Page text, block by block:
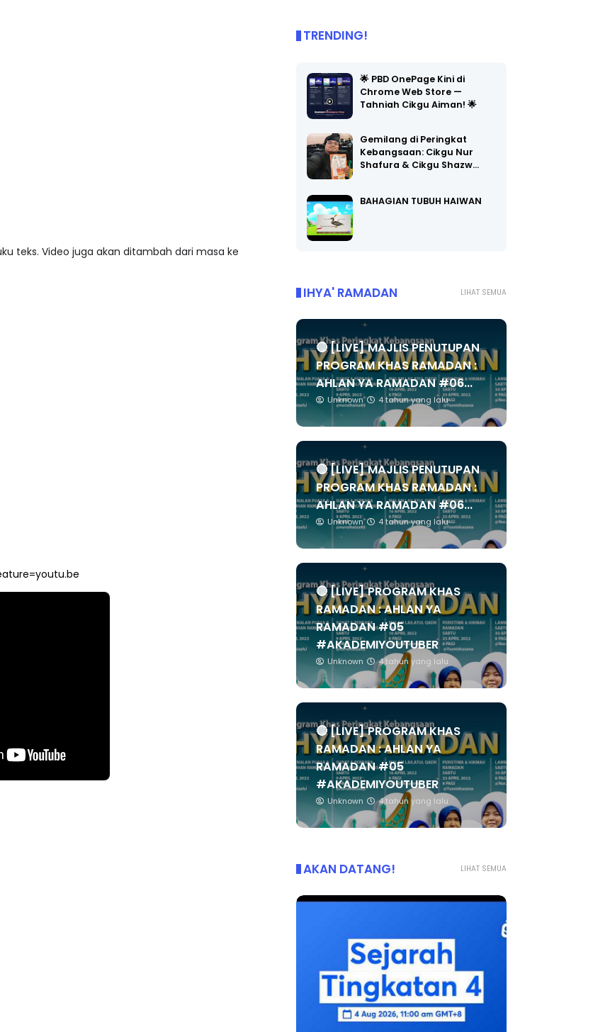
teks. Video juga akan ditambah dari masa ke
TRENDING!
🌟 PBD OnePage Kini di
Chrome Web Store —
Tahniah Cikgu Aiman! 🌟
Gemilang di Peringkat
Kebangsaan: Cikgu Nur
Shafura & Cikgu Shazw…
BAHAGIAN TUBUH HAIWAN
LIHAT SEMUA
IHYA' RAMADAN
🔴 [LIVE] MAJLIS PENUTUPAN
PROGRAM KHAS RAMADAN :
AHLAN YA RAMADAN #06...
Unknown 4 tahun yang lalu
🔴 [LIVE] MAJLIS PENUTUPAN
PROGRAM KHAS RAMADAN :
AHLAN YA RAMADAN #06...
Unknown 4 tahun yang lalu
🔴 [LIVE] PROGRAM KHAS
RAMADAN : AHLAN YA
RAMADAN #05
#AKADEMIYOUTUBER
Unknown 4 tahun yang lalu
🔴 [LIVE] PROGRAM KHAS
RAMADAN : AHLAN YA
RAMADAN #05
#AKADEMIYOUTUBER
Unknown 4 tahun yang lalu
LIHAT SEMUA
AKAN DATANG!